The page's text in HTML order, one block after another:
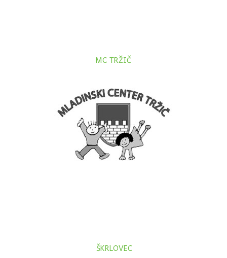
MC TRŽIČ
ŠKRLOVEC